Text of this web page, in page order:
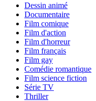
Dessin animé
Documentaire
Film comique
Film d'action
Film d'horreur
Film français
Film gay
Comédie romantique
Film science fiction
Série TV
Thriller